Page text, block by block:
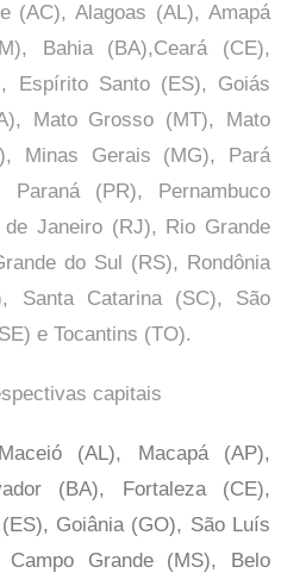
(AC), Alagoas (AL), Amapá
Bahia (BA),Ceará (CE),
Espírito Santo (ES), Goiás
Mato Grosso (MT), Mato
Minas Gerais (MG), Pará
(PR), Pernambuco
Janeiro (RJ), Rio Grande
do Sul (RS), Rondônia
Santa Catarina (SC), São
e Tocantins (TO).
capitais
(AL), Macapá (AP),
(BA), Fortaleza (CE),
Goiânia (GO), São Luís
Grande (MS), Belo